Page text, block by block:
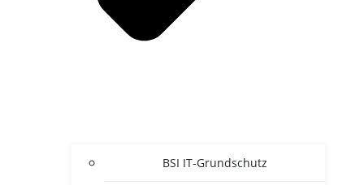
BSI IT-Grun­d­­schutz